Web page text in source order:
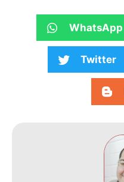
WhatsApp
Twitter